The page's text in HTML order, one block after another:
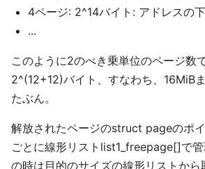
4ページ: 2^14バイト: アドレスの
...
このように2のべき乗単位のページ数
2^(12+12)バイト、すなわち、16MiB
たぶん。
解放されたページのstruct pageのポ
ごとに線形リストlist1_freepage[]で
の時は目的のサイズの線形リストから